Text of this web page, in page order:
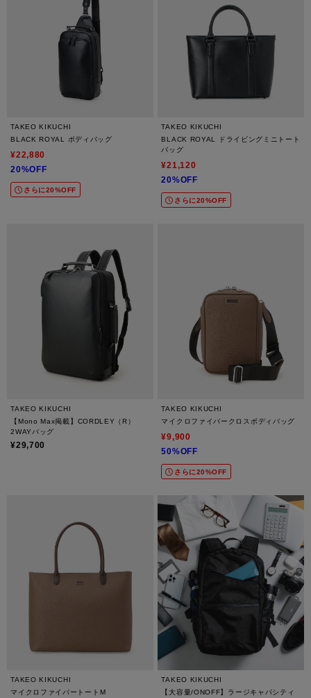
TAKEO KIKUCHI
BLACK ROYAL ボディバッグ
¥22,880
20%OFF
さらに20%OFF
TAKEO KIKUCHI
BLACK ROYAL ドライビングミニトート
バッグ
¥21,120
20%OFF
さらに20%OFF
TAKEO KIKUCHI
【Mono Max掲載】CORDLEY（R）
2WAYバッグ
¥29,700
TAKEO KIKUCHI
マイクロファイバークロスボディバッグ
¥9,900
50%OFF
さらに20%OFF
TAKEO KIKUCHI
マイクロファイバートートM
TAKEO KIKUCHI
【大容量/ONOFF】ラージキャパシティ